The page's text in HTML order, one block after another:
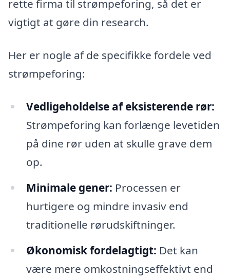
rette firma til strømpeforing, så det er
vigtigt at gøre din research.
Her er nogle af de specifikke fordele ved
strømpeforing:
Vedligeholdelse af eksisterende rør:
Strømpeforing kan forlænge levetiden
på dine rør uden at skulle grave dem
op.
Minimale gener: Processen er
hurtigere og mindre invasiv end
traditionelle rørudskiftninger.
Økonomisk fordelagtigt: Det kan
være mere omkostningseffektivt end